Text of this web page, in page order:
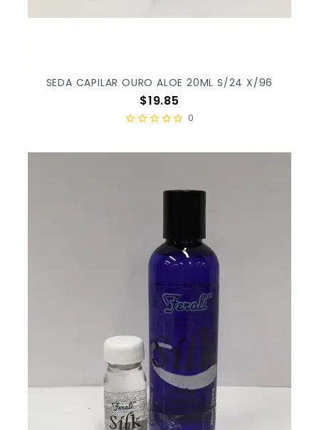
SEDA CAPILAR OURO ALOE 20ML S/24 X/96
Precio
$19.85
0